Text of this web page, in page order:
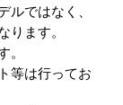
ルではなく、
ります。
等は行ってお